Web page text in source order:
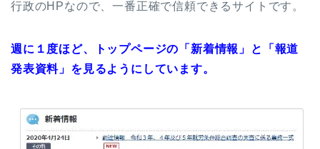
行政のHPなので、一番正確で信頼できるサイトです。
週に１度ほど、トップページの「新着情報」と「報道
発表資料」を見るようにしています。